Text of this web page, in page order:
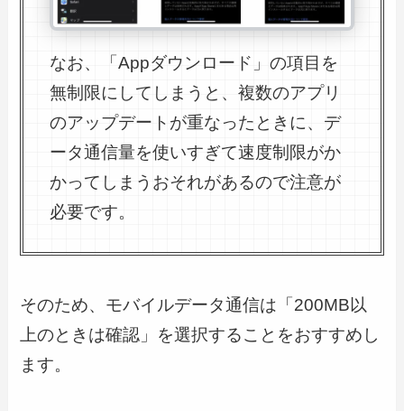
なお、「Appダウンロード」の項目を
無制限にしてしまうと、複数のアプリ
のアップデートが重なったときに、デ
ータ通信量を使いすぎて速度制限がか
かってしまうおそれがあるので注意が
必要です。
そのため、モバイルデータ通信は「200MB以
上のときは確認」を選択することをおすすめし
ます。